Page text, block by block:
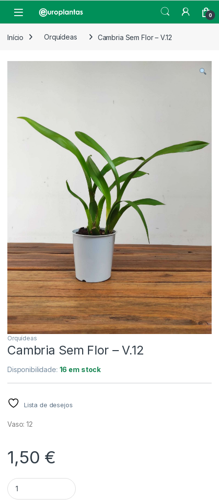
Open 0
Início Orquídeas Cambria Sem Flor – V.12
Orquídeas
Cambria Sem Flor – V.12
Disponibilidade: 16 em stock
Lista de desejos
Vaso: 12
1,50 €
Quantidade Cambria Sem Flor - V.12